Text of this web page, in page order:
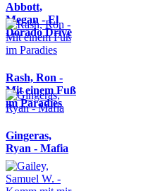
Abbott,
Megan - El
Dorado Drive
Rash, Ron -
Mit einem Fuß
im Paradies
Gingeras,
Ryan - Mafia